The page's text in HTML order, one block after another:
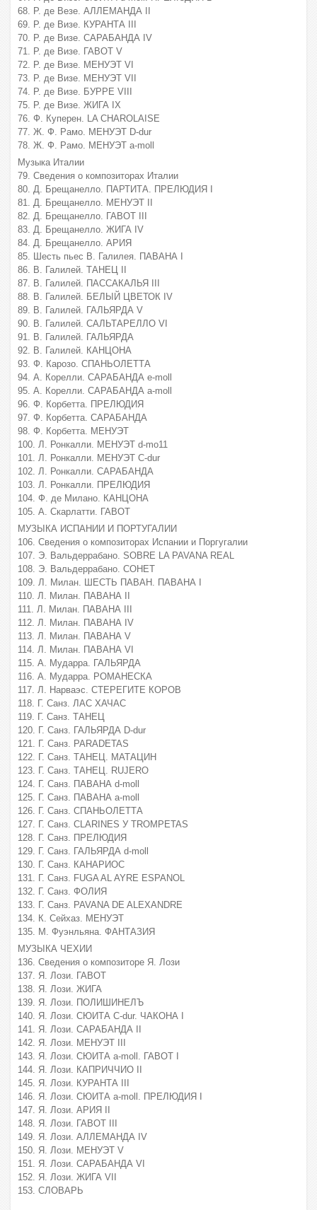
68. Р. де Везе. АЛЛЕМАНДА II
69. Р. де Визе. КУРАНТА III
70. Р. де Визе. САРАБАНДА IV
71. Р. де Визе. ГАВОТ V
72. Р. де Визе. МЕНУЭТ VI
73. Р. де Визе. МЕНУЭТ VII
74. Р. де Визе. БУРРЕ VIII
75. Р. де Визе. ЖИГА IX
76. Ф. Куперен. LA CHAROLAISE
77. Ж. Ф. Рамо. МЕНУЭТ D-dur
78. Ж. Ф. Рамо. МЕНУЭТ a-moll
Музыка Италии
79. Сведения о композиторах Италии
80. Д. Брещанелло. ПАРТИТА. ПРЕЛЮДИЯ I
81. Д. Брещанелло. МЕНУЭТ II
82. Д. Брещанелло. ГАВОТ III
83. Д. Брещанелло. ЖИГА IV
84. Д. Брещанелло. АРИЯ
85. Шесть пьес В. Галилея. ПАВАНА I
86. В. Галилей. ТАНЕЦ II
87. В. Галилей. ПАССАКАЛЬЯ III
88. В. Галилей. БЕЛЫЙ ЦВЕТОК IV
89. В. Галилей. ГАЛЬЯРДА V
90. В. Галилей. САЛЬТАРЕЛЛО VI
91. В. Галилей. ГАЛЬЯРДА
92. В. Галилей. КАНЦОНА
93. Ф. Карозо. СПАНЬОЛЕТТА
94. А. Корелли. САРАБАНДА е-moll
95. А. Корелли. САРАБАНДА a-moll
96. Ф. Корбетта. ПРЕЛЮДИЯ
97. Ф. Корбетта. САРАБАНДА
98. Ф. Корбетта. МЕНУЭТ
100. Л. Ронкалли. МЕНУЭТ d-mo11
101. Л. Ронкалли. МЕНУЭТ C-dur
102. Л. Ронкалли. САРАБАНДА
103. Л. Ронкалли. ПРЕЛЮДИЯ
104. Ф. де Милано. КАНЦОНА
105. А. Скарлатти. ГАВОТ
МУЗЫКА ИСПАНИИ И ПОРТУГАЛИИ
106. Сведения о композиторах Испании и Поргугалии
107. Э. Вальдеррабано. SOBRE LA PAVANA REAL
108. Э. Вальдеррабано. СОНЕТ
109. Л. Милан. ШЕСТЬ ПАВАН. ПАВАНА I
110. Л. Милан. ПАВАНА II
111. Л. Милан. ПАВАНА III
112. Л. Милан. ПАВАНА IV
113. Л. Милан. ПАВАНА V
114. Л. Милан. ПАВАНА VI
115. А. Мударра. ГАЛЬЯРДА
116. А. Мударра. РОМАНЕСКА
117. Л. Нарваэс. СТЕРЕГИТЕ КОРОВ
118. Г. Санз. ЛАС ХАЧАС
119. Г. Санз. ТАНЕЦ
120. Г. Санз. ГАЛЬЯРДА D-dur
121. Г. Санз. PARADETAS
122. Г. Санз. ТАНЕЦ. МАТАЦИН
123. Г. Санз. ТАНЕЦ. RUJERO
124. Г. Санз. ПАВАНА d-moll
125. Г. Санз. ПАВАНА a-moll
126. Г. Санз. СПАНЬОЛЕТТА
127. Г. Санз. CLARINES У TROMPETAS
128. Г. Санз. ПРЕЛЮДИЯ
129. Г. Санз. ГАЛЬЯРДА d-moll
130. Г. Санз. КАНАРИОС
131. Г. Санз. FUGA AL AYRE ESPANOL
132. Г. Санз. ФОЛИЯ
133. Г. Санз. PAVANA DE ALEXANDRE
134. К. Сейхаз. МЕНУЭТ
135. М. Фуэнльяна. ФАНТАЗИЯ
МУЗЫКА ЧЕХИИ
136. Сведения о композиторе Я. Лози
137. Я. Лози. ГАВОТ
138. Я. Лози. ЖИГА
139. Я. Лози. ПОЛИШИНЕЛЪ
140. Я. Лози. СЮИТА С-dur. ЧАКОНА I
141. Я. Лози. САРАБАНДА II
142. Я. Лози. МЕНУЭТ III
143. Я. Лози. СЮИТА a-moll. ГАВОТ I
144. Я. Лози. КАПРИЧЧИО II
145. Я. Лози. КУРАНТА III
146. Я. Лози. СЮИТА а-moll. ПРЕЛЮДИЯ I
147. Я. Лози. АРИЯ II
148. Я. Лози. ГАВОТ III
149. Я. Лози. АЛЛЕМАНДА IV
150. Я. Лози. МЕНУЭТ V
151. Я. Лози. САРАБАНДА VI
152. Я. Лози. ЖИГА VII
153. СЛОВАРЬ